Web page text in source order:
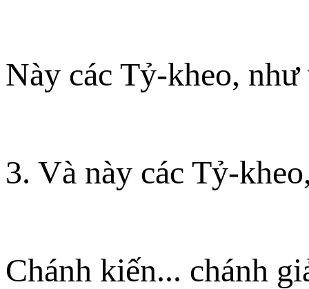
Này các Tỷ-kheo,
3. Và này các Tỷ-
Chánh kiến... chánh